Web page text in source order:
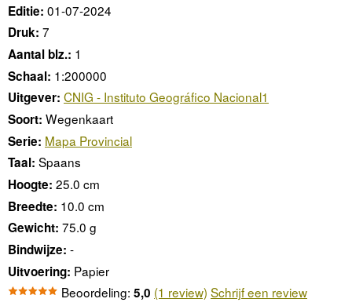
Editie: 01-07-2024
Druk: 7
Aantal blz.: 1
Schaal: 1:200000
Uitgever: CNIG - Instituto Geográfico Nacional1
Soort: Wegenkaart
Serie: Mapa Provincial
Taal: Spaans
Hoogte: 25.0 cm
Breedte: 10.0 cm
Gewicht: 75.0 g
Bindwijze: -
Uitvoering: Papier
Beoordeling: 5,0 (1 review) Schrijf een review